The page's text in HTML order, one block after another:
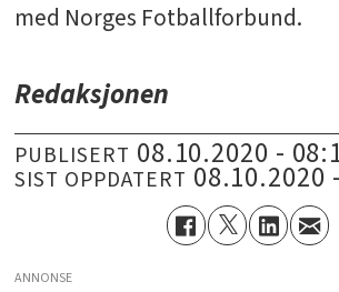
med Norges Fotballforbund.
Redaksjonen
PUBLISERT 08.10.2020 -
SIST OPPDATERT
ANNONSE